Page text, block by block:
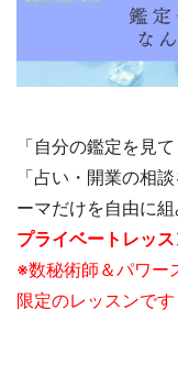
「自分の鑑定を見
「占い・開業の相
ーマだけを自由に組
プライベートレッ
※数秘術師＆パワー
限定のレッスンです